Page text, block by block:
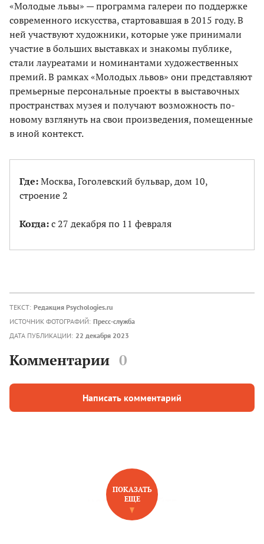
«Молодые львы» — программа галереи по поддержке
современного искусства, стартовавшая в 2015 году. В
ней участвуют художники, которые уже принимали
участие в больших выставках и знакомы публике,
стали лауреатами и номинантами художественных
премий. В рамках «Молодых львов» они представляют
премьерные персональные проекты в выставочных
пространствах музея и получают возможность по-
новому взглянуть на свои произведения, помещенные
в иной контекст.
Где:Москва, Гоголевский бульвар, дом 10,
строение 2
Когда:с 27 декабря по 11 февраля
ТЕКСТ: Редакция Psychologies.ru
ИСТОЧНИК ФОТОГРАФИЙ: Пресс-служба
ДАТА ПУБЛИКАЦИИ: 22 декабря 2023
Комментарии 0
Написать комментарий
НОВОЕ НА САЙТЕ
ПОКАЗАТЬ
ЕЩЕ